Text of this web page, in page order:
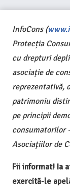
InfoCons (
Protecția
cu drepturi
asociație de
reprezentativă,
patrimoniu
pe principii
consumatorilor
Asociațiilor de
Fii informat! Ia
exercită-le